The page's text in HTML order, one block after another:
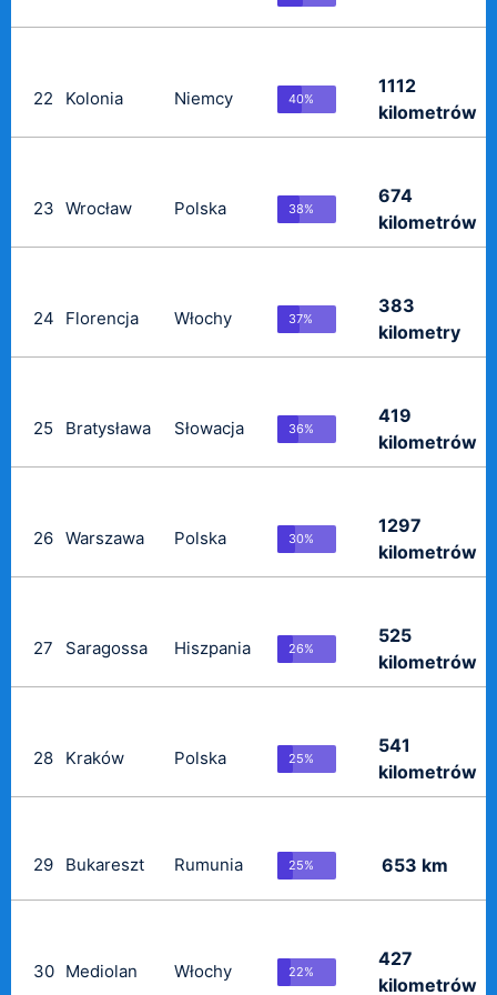
22 Kolonia Niemcy 40%
1112
kilometrów
23 Wrocław Polska 38%
674
kilometrów
24 Florencja Włochy 37%
383
kilometry
25 Bratysława Słowacja 36%
419
kilometrów
26 Warszawa Polska 30%
1297
kilometrów
27 Saragossa Hiszpania 26%
525
kilometrów
28 Kraków Polska 25%
541
kilometrów
29 Bukareszt Rumunia 25% 653 km
30 Mediolan Włochy 22%
427
kilometrów